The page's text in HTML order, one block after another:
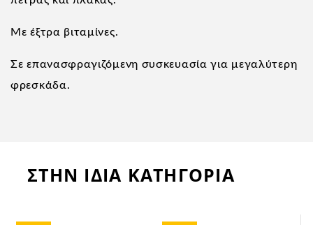
Με έξτρα βιταμίνες.
Σε επανασφραγιζόμενη συσκευασία για μεγαλύτερη
φρεσκάδα.
ΣΤΗΝ ΙΔΙΑ ΚΑΤΗΓΟΡΙΑ